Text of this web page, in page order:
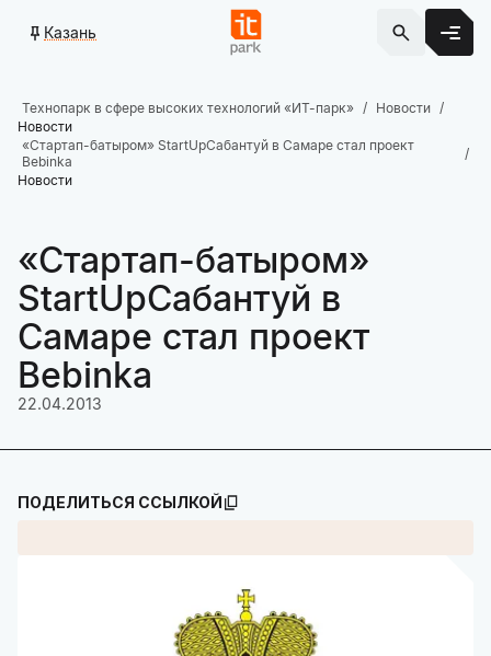
Казань
Технопарк в сфере высоких технологий «ИТ-парк»
Новости
Новости
«Стартап-батыром» StartUpСабантуй в Самаре стал проект
Bebinka
Новости
«Стартап-батыром»
StartUpСабантуй в
Самаре стал проект
Bebinka
22.04.2013
ПОДЕЛИТЬСЯ ССЫЛКОЙ